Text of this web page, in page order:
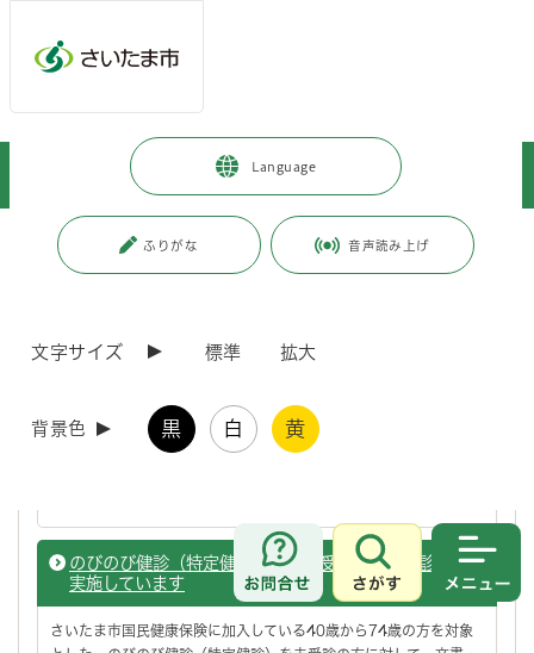
Language
ふりがな 音声読み上げ
文字サイズ 標準 拡大
背景色 黒 白 黄
お問合せ
さがす
健康・医療・福祉 > 健康・医療
>
ページ番号：J000508
さいたま市国民健康保険に加入している、35歳から39歳の男性を
のびのび健診（特定健康診査）未受診の方へ受診勧奨を
実施しています
さいたま市国民健康保険に加入している40歳から74歳の方を対象